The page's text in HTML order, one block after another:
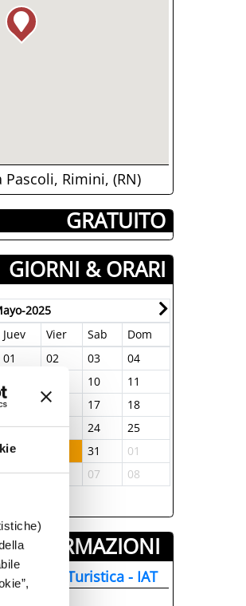
Pascoli, Rimini, (RN)
­ GRATUITO
GIORNI & ORARI
2025
Juev Vier Sab
Dom
01 02 03
04
10
11
15 16 17
18
22 23 24
25
29 31
01
05 06 07 08
INFORMAZIONI ­
Turistica - IAT